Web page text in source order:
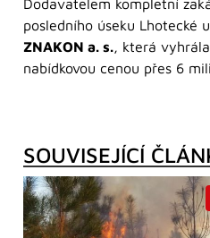
Dodavatelem kompletní
posledního úseku Lhotecké
ZNAKON a. s., která
nabídkovou cenou přes 6
SOUVISEJÍCÍ